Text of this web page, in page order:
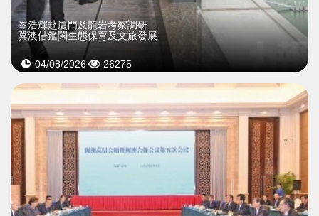
岑浩輝赴廈門及龍岩考察調研
冀澳借鑑閩生態保育及文旅發展
04/08/2026 26275